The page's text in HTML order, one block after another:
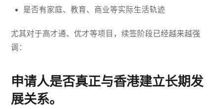
是否有家庭、教育、商业等实际生活轨迹
尤其对于高才通、优才等项目，续签阶段已经越来越强
调：
申请人是否真正与香港建立长期发
展关系。